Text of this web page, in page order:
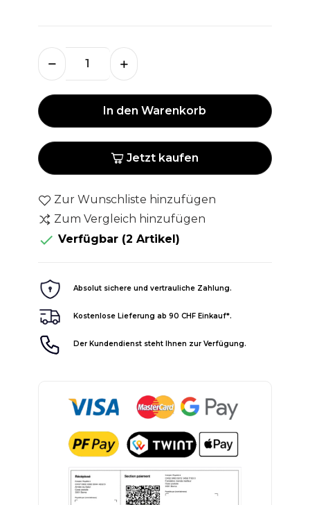
In den Warenkorb
Jetzt kaufen
Zur Wunschliste hinzufügen
Zum Vergleich hinzufügen
 Verfügbar (2 Artikel)
Absolut sichere und vertrauliche Zahlung.
Kostenlose Lieferung ab 90 CHF Einkauf*.
Der Kundendienst steht Ihnen zur Verfügung.